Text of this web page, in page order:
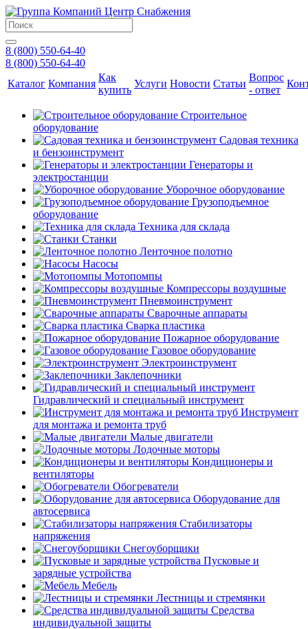
8 (800) 550-64-40
8 (800) 550-64-40
Каталог Компания
Как
купить
Услуги Новости Статьи
Вопрос
- ответ
Строительное
оборудование
Садовая техника
и бензоинструмент
Генераторы и
электростанции
Уборочное оборудование
Грузоподъемное
оборудование
Техника для склада
Станки
Ленточное полотно
Насосы
Мотопомпы
Компрессоры воздушные
Пневмоинструмент
Сварочные аппараты
Сварка пластика
Пожарное оборудование
Газовое оборудование
Электроинструмент
Заклепочники
Гидравлический и специальный инструмент
Инструмент
для монтажа и ремонта труб
Малые двигатели
Лодочные моторы
Кондиционеры и
вентиляторы
Обогреватели
Оборудование для
автосервиса
Стабилизаторы
напряжения
Снегоуборщики
Пусковые и
зарядные устройства
Мебель
Лестницы и стремянки
Средства
индивидуальной защиты